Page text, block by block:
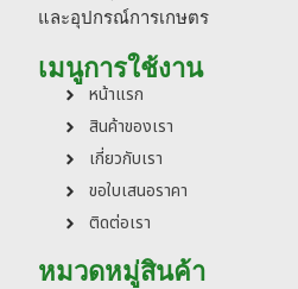
และอุปกรณ์การเกษตร
เมนูการใช้งาน
หน้าแรก
สินค้าของเรา
เกี่ยวกับเรา
ขอใบเสนอราคา
ติดต่อเรา
หมวดหมู่สินค้า